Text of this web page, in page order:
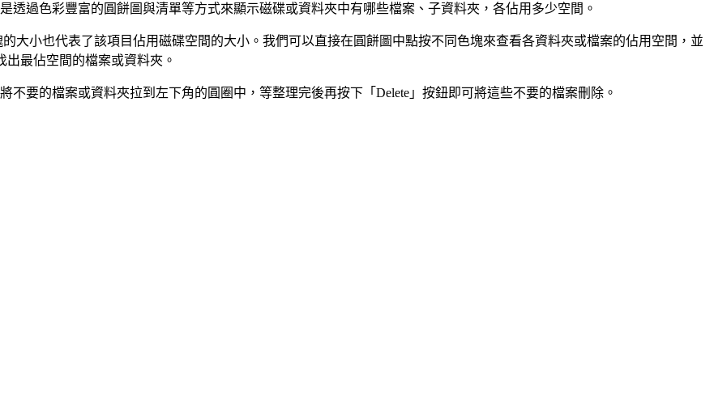
透過色彩豐富的圓餅圖與清單等方式來顯示磁碟或資料夾中有哪些檔案、子資料夾，各佔用多少空間。
大小也代表了該項目佔用磁碟空間的大小。我們可以直接在圓餅圖中點按不同色塊來查看各資料夾或檔案的佔用空間，並
最佔空間的檔案或資料夾。
不要的檔案或資料夾拉到左下角的圓圈中，等整理完後再按下「Delete」按鈕即可將這些不要的檔案刪除。